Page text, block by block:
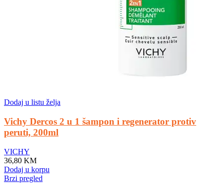
Dodaj u listu želja
Vichy Dercos 2 u 1 šampon i regenerator protiv
peruti, 200ml
VICHY
36,80 KM
Dodaj u korpu
Brzi pregled